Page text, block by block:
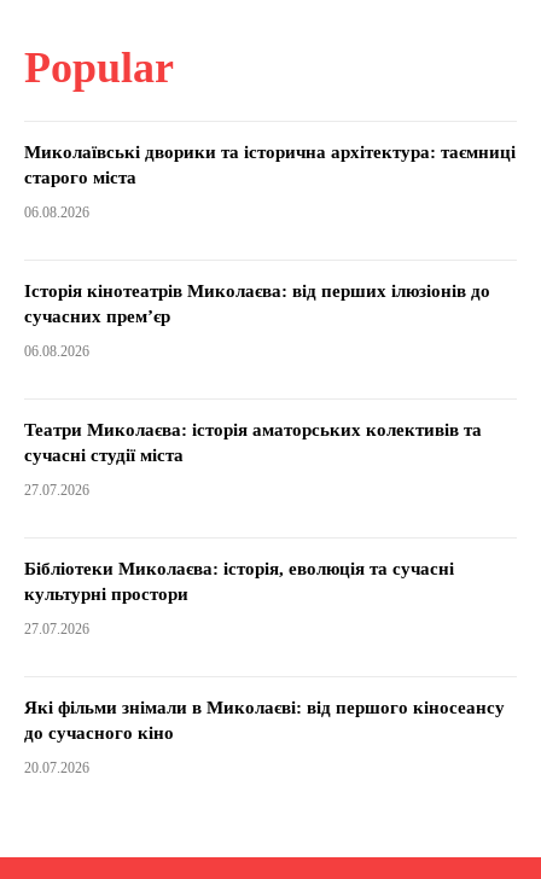
Popular
Миколаївські дворики та історична архітектура: таємниці
старого міста
06.08.2026
Історія кінотеатрів Миколаєва: від перших ілюзіонів до
сучасних прем’єр
06.08.2026
Театри Миколаєва: історія аматорських колективів та
сучасні студії міста
27.07.2026
Бібліотеки Миколаєва: історія, еволюція та сучасні
культурні простори
27.07.2026
Які фільми знімали в Миколаєві: від першого кіносеансу
до сучасного кіно
20.07.2026